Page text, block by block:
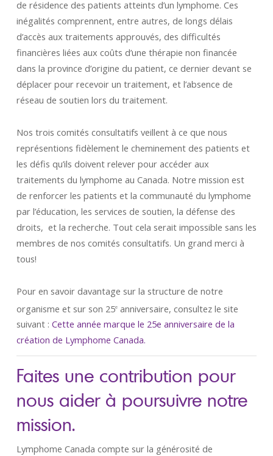
de résidence des patients atteints d’un lymphome. Ces
inégalités comprennent, entre autres, de longs délais
d’accès aux traitements approuvés, des difficultés
financières liées aux coûts d’une thérapie non financée
dans la province d’origine du patient, ce dernier devant se
déplacer pour recevoir un traitement, et l’absence de
réseau de soutien lors du traitement.
Nos trois comités consultatifs veillent à ce que nous
représentions fidèlement le cheminement des patients et
les défis qu’ils doivent relever pour accéder aux
traitements du lymphome au Canada. Notre mission est
de renforcer les patients et la communauté du lymphome
par l’éducation, les services de soutien, la défense des
droits, et la recherche. Tout cela serait impossible sans les
membres de nos comités consultatifs. Un grand merci à
tous!
Pour en savoir davantage sur la structure de notre
organisme et sur son 25eanniversaire, consultez le site
suivant : Cette année marque le 25e anniversaire de la
création de Lymphome Canada.
Faites une contribution pour
nous aider à poursuivre notre
mission.
Lymphome Canada compte sur la générosité de